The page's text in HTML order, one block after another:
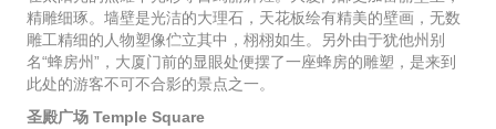
精雕细琢。墙壁是光洁的大理石，天花板绘有精美的壁画，无数
雕工精细的人物塑像伫立其中，栩栩如生。另外由于犹他州别
名“蜂房州”，大厦门前的显眼处便摆了一座蜂房的雕塑，是来到
此处的游客不可不合影的景点之一。
圣殿广场 Temple Square